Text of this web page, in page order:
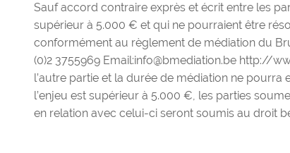
Sauf accord contraire exprès et écrit entre les
supérieur à 5.000 € et qui ne pourraient être
conformément au règlement de médiation du
(0)2 3755969 Email:info@bmediation.be http://
l’autre partie et la durée de médiation ne
l’enjeu est supérieur à 5.000 €, les parties
en relation avec celui-ci seront soumis au droit